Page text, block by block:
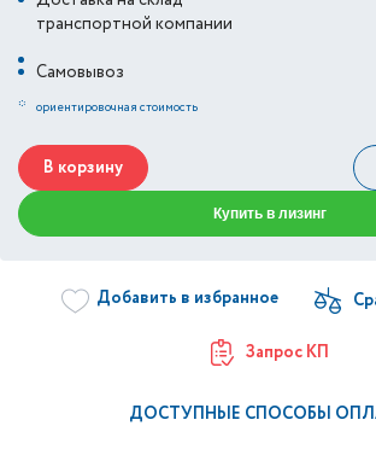
транспортной компании
Самовывоз
* ориентировочная стоимость
В корзину
Купить в лизинг
Добавить в избранное
Запрос КП
ДОСТУПНЫЕ СПОСОБЫ